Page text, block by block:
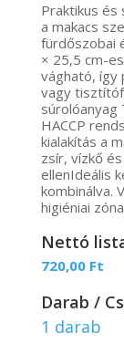
Praktikus és
a makacs
fürdőszobai
× 25,5 cm-
vágható, így
vagy
súrolóanyag
HACCP
kialakítás a
zsír, vízkő
ellenIdeális
kombinálva.
higiéniai
Nettó
720,00 Ft
Darab /
1 darab